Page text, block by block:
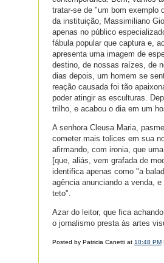
tratar-se de "um bom exemplo
da instituição, Massimiliano
apenas no público
fábula popular que captura e,
apresenta uma imagem de
destino, de nossas raízes, de
dias depois, um homem se
reação causada foi tão
poder atingir as esculturas.
trilho, e acabou o dia em um
A senhora Cleusa Maria,
cometer mais tolices em sua
afirmando, com ironia, que
[que, aliás, vem grafada de
identifica apenas como "a
agência anunciando a venda,
teto".
Azar do leitor, que fica
o jornalismo presta às artes
Posted by Patricia Canetti at 10:48 PM